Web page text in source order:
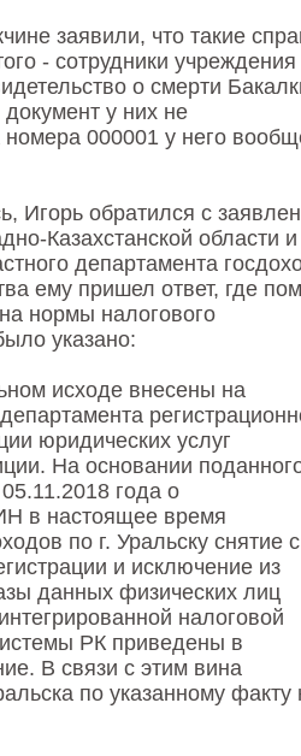
заявили, что такие
- сотрудники учреждения
о смерти
у них не
номера 000001 у него
Игорь обратился с
Казахстанской области и
департамента
ему пришел ответ, где
нормы налогового
указано:
исходе внесены на
юридических услуг
На основании
года о
в настоящее время
по г. Уральску снятие с
и исключение из
данных физических лиц
налоговой
РК приведены в
В связи с этим вина
по указанному факту